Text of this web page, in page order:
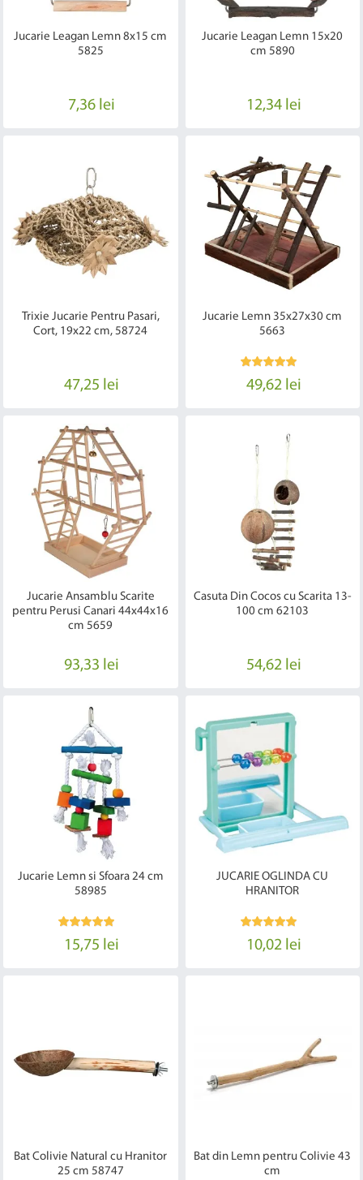
Jucarie Leagan Lemn 8x15 cm
5825
7,36 lei
Jucarie Leagan Lemn 15x20
cm 5890
12,34 lei
Trixie Jucarie Pentru Pasari,
Cort, 19x22 cm, 58724
47,25 lei
Jucarie Lemn 35x27x30 cm
5663
49,62 lei
Jucarie Ansamblu Scarite
pentru Perusi Canari 44x44x16
cm 5659
93,33 lei
Casuta Din Cocos cu Scarita 13-
100 cm 62103
54,62 lei
Jucarie Lemn si Sfoara 24 cm
58985
15,75 lei
JUCARIE OGLINDA CU
HRANITOR
10,02 lei
Bat Colivie Natural cu Hranitor
25 cm 58747
Bat din Lemn pentru Colivie 43
cm